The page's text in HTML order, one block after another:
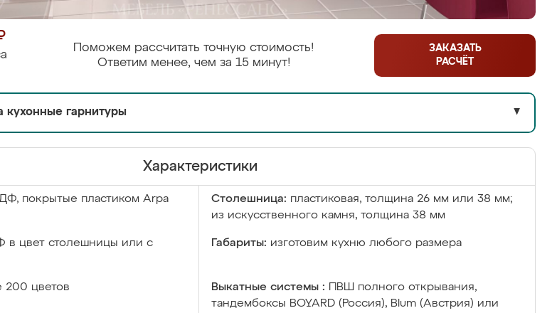
Поможем рассчитать точную стоимость!
Ответим менее, чем за 15 минут!
ЗАКАЗАТЬ
РАСЧЁТ
кухонные гарнитуры ▼
Характеристики
покрытые пластиком Arpa
Столешница: пластиковая, толщина 26 мм или 38 мм;
из искусственного камня, толщина 38 мм
в цвет столешницы или с
Габариты: изготовим кухню любого размера
200 цветов Выкатные системы :
ПВШ полного открывания,
тандембоксы BOYARD (Россия), Blum (Австрия) или